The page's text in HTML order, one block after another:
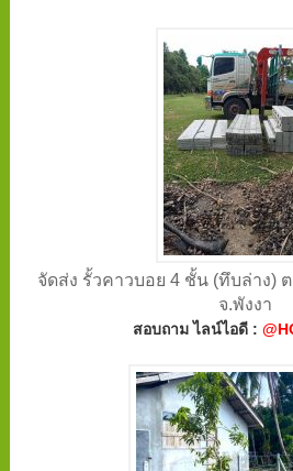
จัดส่ง รั้วคาวบอย 4 ชั้น (ทึบล่าง)
จ.พังงา
สอบถาม ไลน์ไอดี :